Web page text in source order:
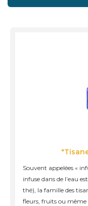
Souvent appelées «
infuse dans de l’eau
thé), la famille des
fleurs, fruits ou même